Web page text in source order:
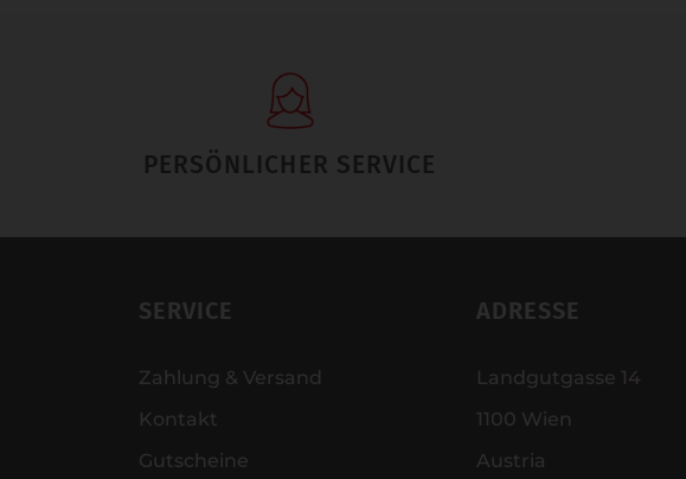
PERSÖNLICHER SERVICE
SERVICE
Zahlung & Versand
Kontakt
Gutscheine
ADRESSE
Landgutgasse 14
1100 Wien
Austria